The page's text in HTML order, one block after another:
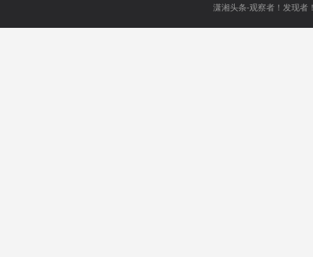
潇湘头条-观察者！发现者